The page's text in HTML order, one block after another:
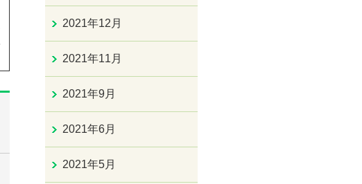
2021年12月
2021年11月
2021年9月
2021年6月
2021年5月